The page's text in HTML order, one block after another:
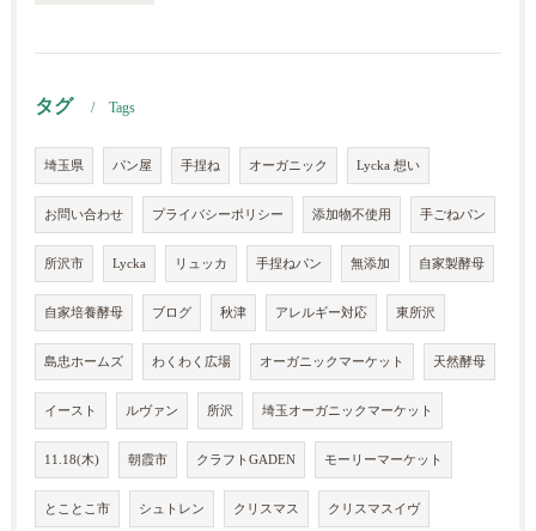
タグ Tags
埼玉県 パン屋 手捏ね オーガニック Lycka 想い
お問い合わせ プライバシーポリシー 添加物不使用 手ごねパン
所沢市 Lycka リュッカ 手捏ねパン 無添加 自家製酵母
自家培養酵母 ブログ 秋津 アレルギー対応 東所沢
島忠ホームズ わくわく広場 オーガニックマーケット 天然酵母
イースト ルヴァン 所沢 埼玉オーガニックマーケット
11.18(木) 朝霞市 クラフトGADEN モーリーマーケット
とことこ市 シュトレン クリスマス クリスマスイヴ